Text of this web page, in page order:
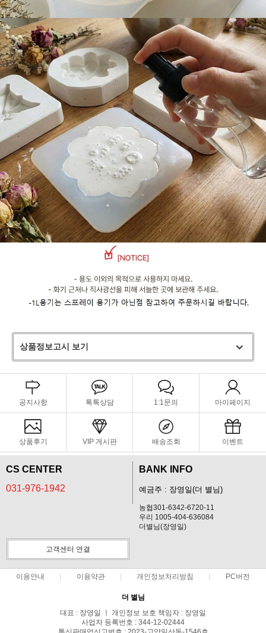
상품정보고시 보기
공지사항 톡톡상담 1:1문의 마이페이지
상품후기 VIP 게시판 배송조회 이벤트
CS CENTER
031-976-1942
BANK INFO
예금주 : 장영일(더 별님)
농협301-6342-6720-11
우리 1005-404-636084
더별님(장영일)
고객센터 연결
이용안내 이용약관 개인정보처리방침 PC버전
더 별님
대표 : 장영일 ㅣ 개인정보 보호 책임자 : 장영일
사업자 등록번호 : 344-12-02444